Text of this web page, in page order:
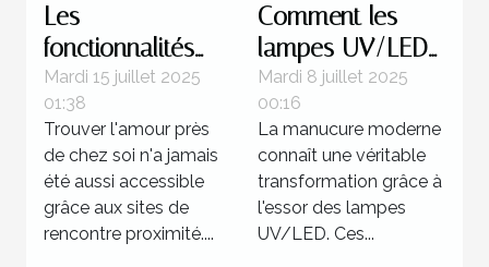
Les
fonctionnalités
clés à rechercher
sur un site de
rencontre
proximité
Mardi 15 juillet 2025
01:38
Trouver l'amour près
de chez soi n'a jamais
été aussi accessible
grâce aux sites de
rencontre proximité....
Comment les
lampes UV/LED
révolutionnent la
manucure
moderne ?
Mardi 8 juillet 2025
00:16
La manucure moderne
connaît une véritable
transformation grâce à
l'essor des lampes
UV/LED. Ces...